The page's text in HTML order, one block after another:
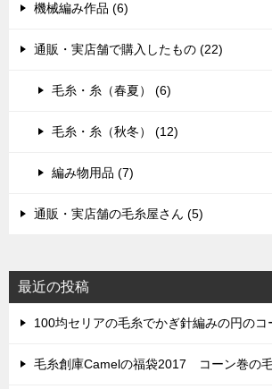
機械編み作品 (6)
通販・実店舗で購入したもの (22)
毛糸・糸（春夏） (6)
毛糸・糸（秋冬） (12)
編み物用品 (7)
通販・実店舗の毛糸屋さん (5)
最近の投稿
100均セリアの毛糸でかぎ針編みの円のコ
毛糸創庫Camelの福袋2017 コーン巻の